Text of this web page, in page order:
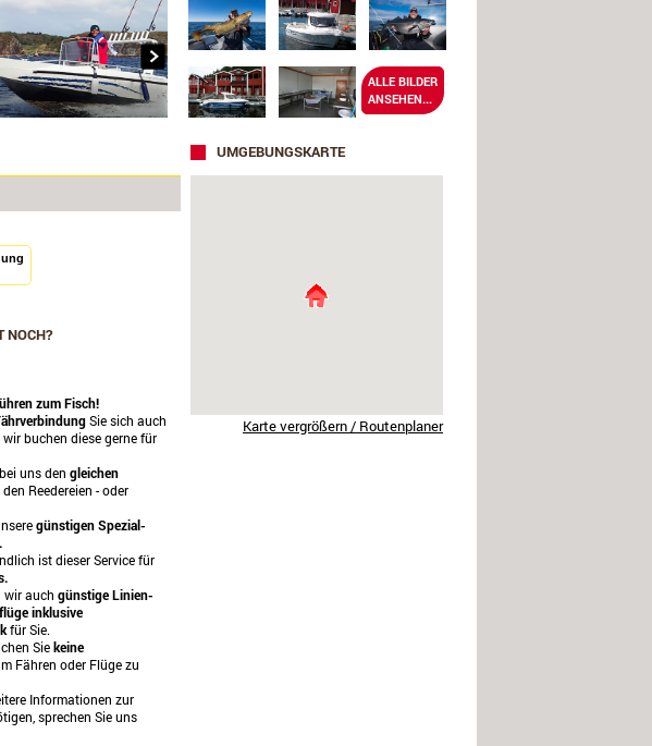
ALLE BILDER
ANSEHEN...
UMGEBUNGSKARTE
Karte vergrößern / Routenplaner
NOCH?
zum Fisch!
Sie sich auch
buchen diese gerne für
uns den gleichen
Reedereien - oder
günstigen Spezial-
ist dieser Service für
wir auch günstige Linien-
inklusive
für Sie.
Siekeine
Fähren oder Flüge zu
Informationen zur
sprechen Sie uns